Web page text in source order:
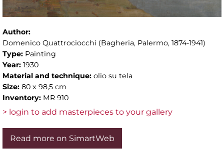
Author:
Domenico Quattrociocchi (Bagheria, Palermo, 1874-1941)
Type: Painting
Year: 1930
Material and technique: olio su tela
Size: 80 x 98,5 cm
Inventory: MR 910
> login to add masterpieces to your gallery
Read more on SimartWeb